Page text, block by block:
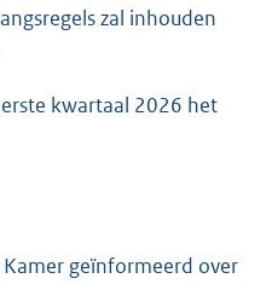
zal inhouden
kwartaal 2026 het
geïnformeerd over